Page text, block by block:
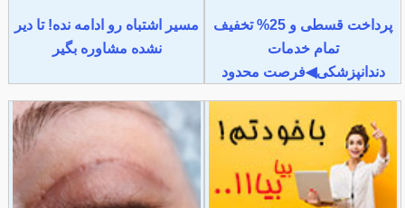
پرداخت قسطی و 25% تخفیف
تمام خدمات
دندانپزشکی◀فرصت محدود
مسیر اشتباه رو ادامه نده! تا دیر
نشده مشاوره بگیر